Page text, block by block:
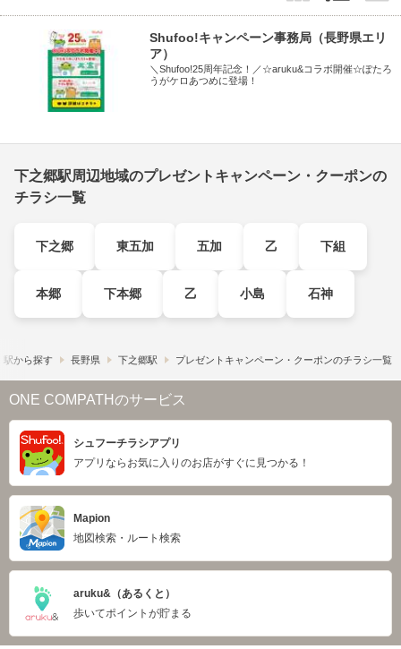
Shufoo!キャンペーン事務局（長野県エリ
ア）
＼Shufoo!25周年記念！／☆aruku&コラボ開催☆ぽたろ
うがケロあつめに登場！
下之郷駅周辺地域のプレゼントキャンペーン・クーポンの
チラシ一覧
下之郷 東五加 五加 乙 下組
本郷 下本郷 乙 小島 石神
駅から探す 長野県 下之郷駅 プレゼントキャンペーン・クーポンのチラシ一覧
ONE COMPATHのサービス
シュフーチラシアプリ
アプリならお気に入りのお店がすぐに見つかる！
Mapion
地図検索・ルート検索
aruku&（あるくと）
歩いてポイントが貯まる